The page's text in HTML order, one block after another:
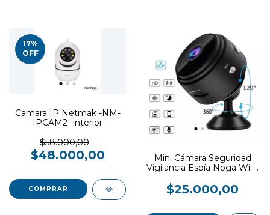
17%
OFF
Camara IP Netmak -NM-
IPCAM2- interior
$58.000,00
$48.000,00
Mini Cámara Seguridad
Vigilancia Espía Noga Wi-fi
$25.000,00